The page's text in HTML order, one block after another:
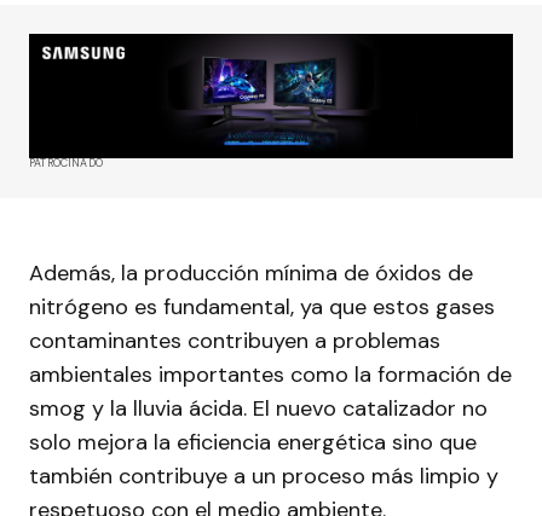
PATROCINADO
Además, la producción mínima de óxidos de
nitrógeno es fundamental, ya que estos gases
contaminantes contribuyen a problemas
ambientales importantes como la formación de
smog y la lluvia ácida. El nuevo catalizador no
solo mejora la eficiencia energética sino que
también contribuye a un proceso más limpio y
respetuoso con el medio ambiente.